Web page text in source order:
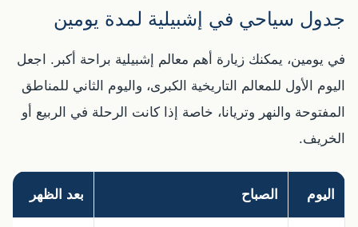
جدول سياحي في إشبيلية لمدة يومين
في يومين، يمكنك زيارة أهم معالم إشبيلية براحة أكبر. اجعل
اليوم الأول للمعالم التاريخية الكبرى، واليوم الثاني للمناطق
المفتوحة والنهر وتريانا، خاصة إذا كانت الرحلة في الربيع أو
الخريف.
اليوم الصباح بعد الظهر